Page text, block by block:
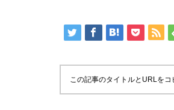
この記事のタイトルとURLをコ